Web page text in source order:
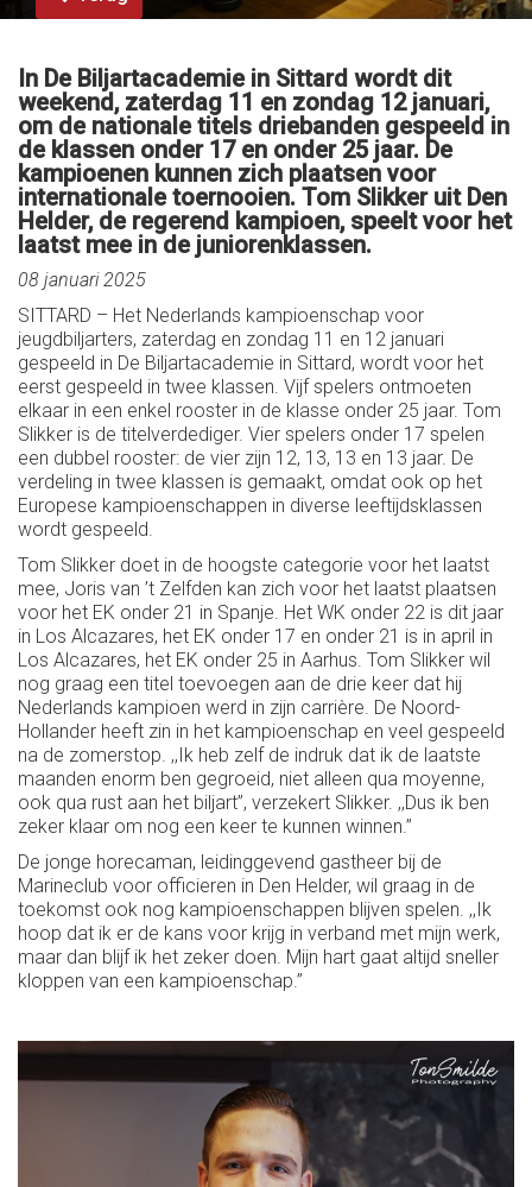
In De Biljartacademie in Sittard wordt dit
weekend, zaterdag 11 en zondag 12 januari,
om de nationale titels driebanden gespeeld in
de klassen onder 17 en onder 25 jaar. De
kampioenen kunnen zich plaatsen voor
internationale toernooien. Tom Slikker uit Den
Helder, de regerend kampioen, speelt voor het
laatst mee in de juniorenklassen.
08 januari 2025
SITTARD – Het Nederlands kampioenschap voor
jeugdbiljarters, zaterdag en zondag 11 en 12 januari
gespeeld in De Biljartacademie in Sittard, wordt voor het
eerst gespeeld in twee klassen. Vijf spelers ontmoeten
elkaar in een enkel rooster in de klasse onder 25 jaar. Tom
Slikker is de titelverdediger. Vier spelers onder 17 spelen
een dubbel rooster: de vier zijn 12, 13, 13 en 13 jaar. De
verdeling in twee klassen is gemaakt, omdat ook op het
Europese kampioenschappen in diverse leeftijdsklassen
wordt gespeeld.
Tom Slikker doet in de hoogste categorie voor het laatst
mee, Joris van ’t Zelfden kan zich voor het laatst plaatsen
voor het EK onder 21 in Spanje. Het WK onder 22 is dit jaar
in Los Alcazares, het EK onder 17 en onder 21 is in april in
Los Alcazares, het EK onder 25 in Aarhus. Tom Slikker wil
nog graag een titel toevoegen aan de drie keer dat hij
Nederlands kampioen werd in zijn carrière. De Noord-
Hollander heeft zin in het kampioenschap en veel gespeeld
na de zomerstop. ,,Ik heb zelf de indruk dat ik de laatste
maanden enorm ben gegroeid, niet alleen qua moyenne,
ook qua rust aan het biljart’’, verzekert Slikker. ,,Dus ik ben
zeker klaar om nog een keer te kunnen winnen.’’
De jonge horecaman, leidinggevend gastheer bij de
Marineclub voor officieren in Den Helder, wil graag in de
toekomst ook nog kampioenschappen blijven spelen. ,,Ik
hoop dat ik er de kans voor krijg in verband met mijn werk,
maar dan blijf ik het zeker doen. Mijn hart gaat altijd sneller
kloppen van een kampioenschap.’’